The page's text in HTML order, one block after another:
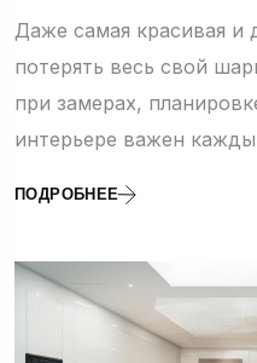
Даже самая красивая и
потерять весь свой
при замерах,
интерьере важен
ПОДРОБНЕЕ